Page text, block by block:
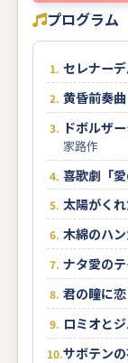
プログラム
セレナー
黄昏前奏曲
ドボルザ
家路作
喜歌劇「
太陽がく
木綿のハ
ナタ愛の
君の瞳に
ロミオと
サボテン